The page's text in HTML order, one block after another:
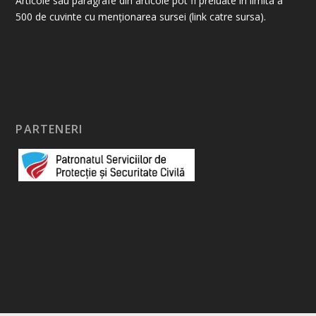
500 de cuvinte cu menționarea sursei (link catre sursa).
PARTENERI